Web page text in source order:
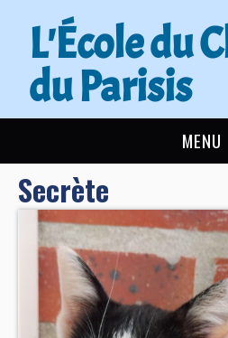
L'École du
du Parisis
MENU
L’ÉCOLE DU CHAT
ACTUALITÉS
ADOPTER
NOUS AIDER
Secrète